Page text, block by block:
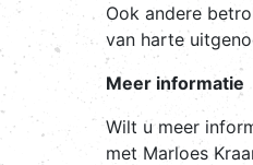
Ook andere
van harte
Meer informatie
Wilt u meer
met Marloes